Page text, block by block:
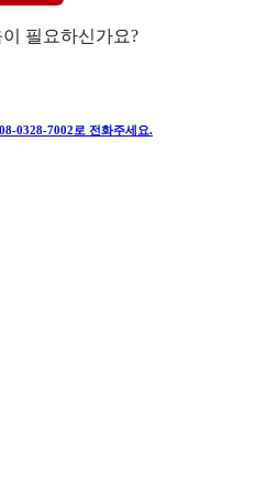
필요하신가요?
0328-7002 로 전화주세요.